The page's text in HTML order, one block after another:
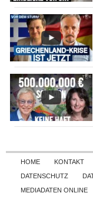
HOME KONTAKT
DATENSCHUTZ
MEDIADATEN ONLINE